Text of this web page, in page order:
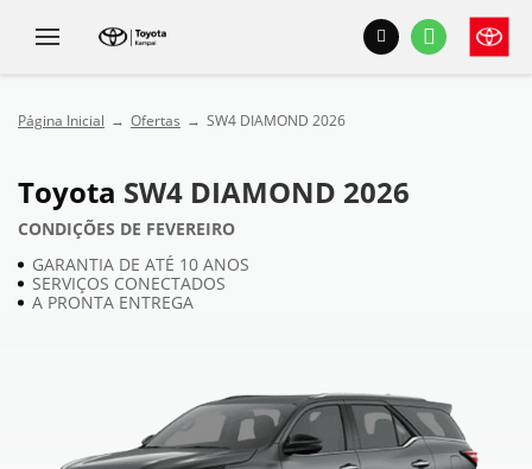
Página Inicial Ofertas SW4 DIAMOND 2026
Toyota SW4 DIAMOND 2026
CONDIÇÕES DE FEVEREIRO
GARANTIA DE ATÉ 10 ANOS
SERVIÇOS CONECTADOS
A PRONTA ENTREGA